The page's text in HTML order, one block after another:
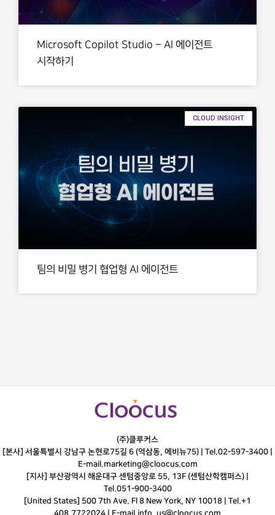
Microsoft Copilot Studio – AI 에이전트
시작하기
CLOUD INSIGHT
팀의 비밀 병기 협업형 AI 에이전트
(주)클루커스
[본사] 서울특별시 강남구 논현로75길 6 (역삼동, 에비뉴75) | Tel.02-597-3400
E-mail.marketing@cloocus.com
[지사] 부산광역시 해운대구 센텀중앙로 55, 13F (센텀산학캠퍼스) |
Tel.051-900-3400
[United States] 500 7th Ave. Fl 8 New York, NY 10018 | Tel.+1